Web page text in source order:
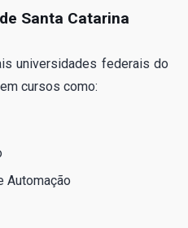
Santa Catarina
universidades federais do
cursos como:
Automação